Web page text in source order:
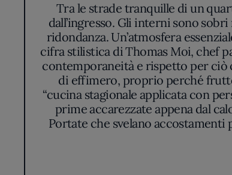
Tra le strade tranquille di un
dall’ingresso. Gli interni sono
ridondanza. Un’atmosfera
cifra stilistica di Thomas Moi, chef
contemporaneità e rispetto per ciò
di effimero, proprio perché
“cucina stagionale applicata con
prime accarezzate appena dal
Portate che svelano
adagiate su creme leggere,
eccessivo. La filosofia di Moi evita